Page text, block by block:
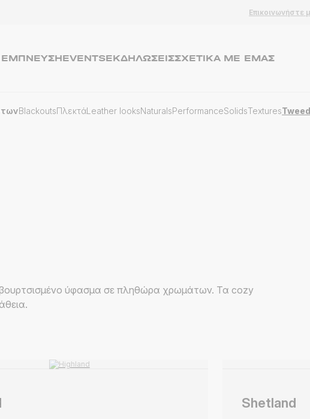
Επικοινωνήστε
EVENTSΕΚΔΗΛΏΣΕΙΣΣΧΕΤΙΚΆ ΜΕ ΕΜΆΣ
BlackoutsΠλεκτάLeather looksNaturalsPerformanceSolidsTextures
βουρτσισμένο ύφασμα σε πληθώρα χρωμάτων. Τα cozy
Shetland